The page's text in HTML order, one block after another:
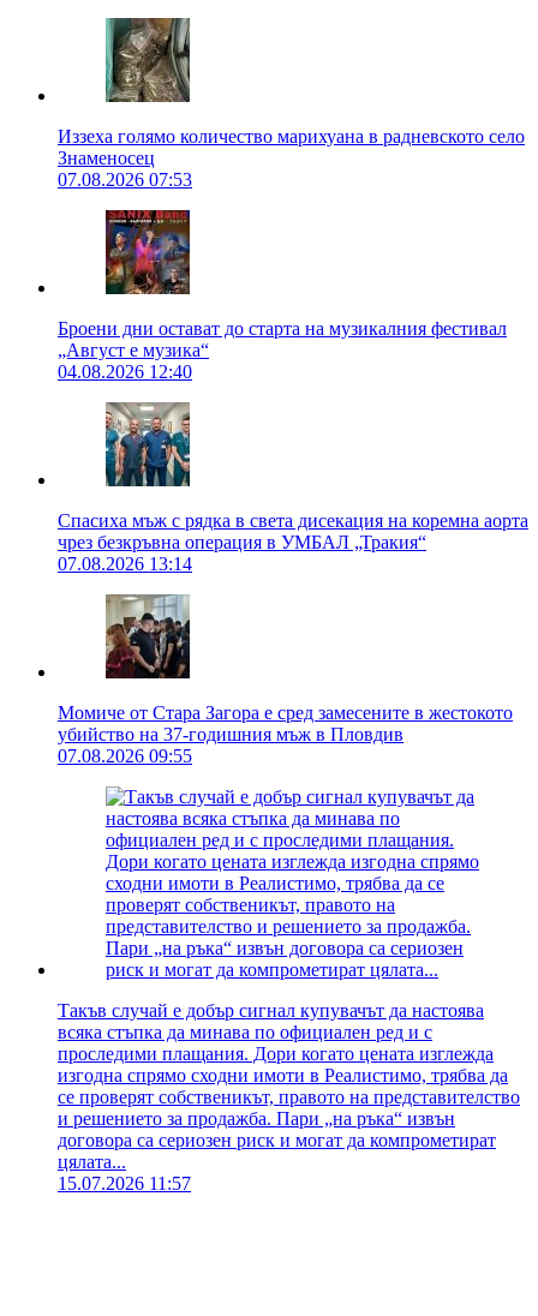
Иззеха голямо количество марихуана в радневското село
Знаменосец
07.08.2026 07:53
Броени дни остават до старта на музикалния фестивал
„Август е музика“
04.08.2026 12:40
Спасиха мъж с рядка в света дисекация на коремна аорта
чрез безкръвна операция в УМБАЛ „Тракия“
07.08.2026 13:14
Момиче от Стара Загора е сред замесените в жестокото
убийство на 37-годишния мъж в Пловдив
07.08.2026 09:55
Такъв случай е добър сигнал купувачът да настоява
всяка стъпка да минава по официален ред и с
проследими плащания. Дори когато цената изглежда
изгодна спрямо сходни имоти в Реалистимо, трябва да
се проверят собственикът, правото на представителство
и решението за продажба. Пари „на ръка“ извън
договора са сериозен риск и могат да компрометират
цялата...
15.07.2026 11:57